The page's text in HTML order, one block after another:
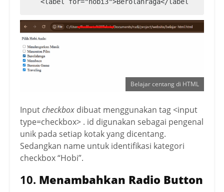
  <input type="checkbox" id="hobi4" nam
e="hobi" value="membaca">
  <label for="hobi4">Membaca</label><br
>
  <label for="hobi5">Bermain Game</labe
l><br>
  <input type="checkbox" id="hobi6" nam
e="hobi" value="traveling">
  <label for="hobi6">Traveling</label><
Belajar centang di HTML
Inputcheckbox dibuat menggunakan tag <input
type=checkbox> . id digunakan sebagai pengenal
unik pada setiap kotak yang dicentang.
Sedangkan name untuk identifikasi kategori
checkbox “Hobi”.
10. Menambahkan Radio Button